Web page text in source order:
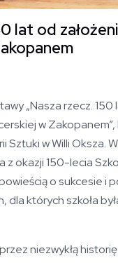
lat od
„Nasza rzecz. 150
w
Sztuki w Willi Oksza.
z okazji 150-lecia
o sukcesie i
dla których szkoła
niezwykłą